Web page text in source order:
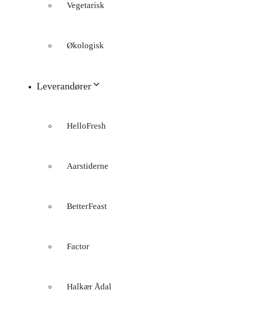
Vegetarisk
Økologisk
Leverandører
HelloFresh
Aarstiderne
BetterFeast
Factor
Halkær Ådal